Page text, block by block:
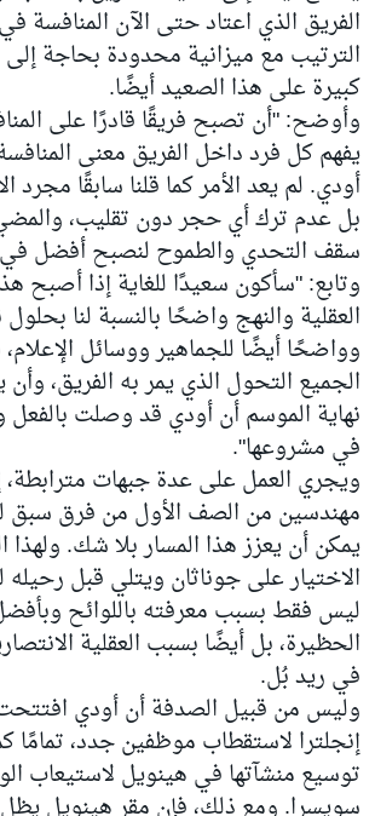
الفريق الذي اعتاد حتى الآن
الترتيب مع ميزانية محدودة بحاجة
كبيرة على هذا الصعيد أيضًا.
وأوضح: "أن تصبح فريقًا قادرًا على
يفهم كل فرد داخل الفريق معنى
أودي. لم يعد الأمر كما قلنا سابقًا مجرد
بل عدم ترك أي حجر دون تقليب،
سقف التحدي والطموح لنصبح أفضل
وتابع: "سأكون سعيدًا للغاية إذا أصبح
العقلية والنهج واضحًا بالنسبة لنا
وواضحًا أيضًا للجماهير ووسائل
الجميع التحول الذي يمر به الفريق،
نهاية الموسم أن أودي قد وصلت
في مشروعها".
ويجري العمل على عدة جبهات
مهندسين من الصف الأول من فرق سبق
يمكن أن يعزز هذا المسار بلا شك.
الاختيار على جوناثان ويتلي قبل رحيله
ليس فقط بسبب معرفته باللوائح
الحظيرة، بل أيضًا بسبب العقلية
في ريد بُل.
وليس من قبيل الصدفة أن أودي
إنجلترا لاستقطاب موظفين جدد، تمامًا
توسيع منشآتها في هينويل لاستيعاب